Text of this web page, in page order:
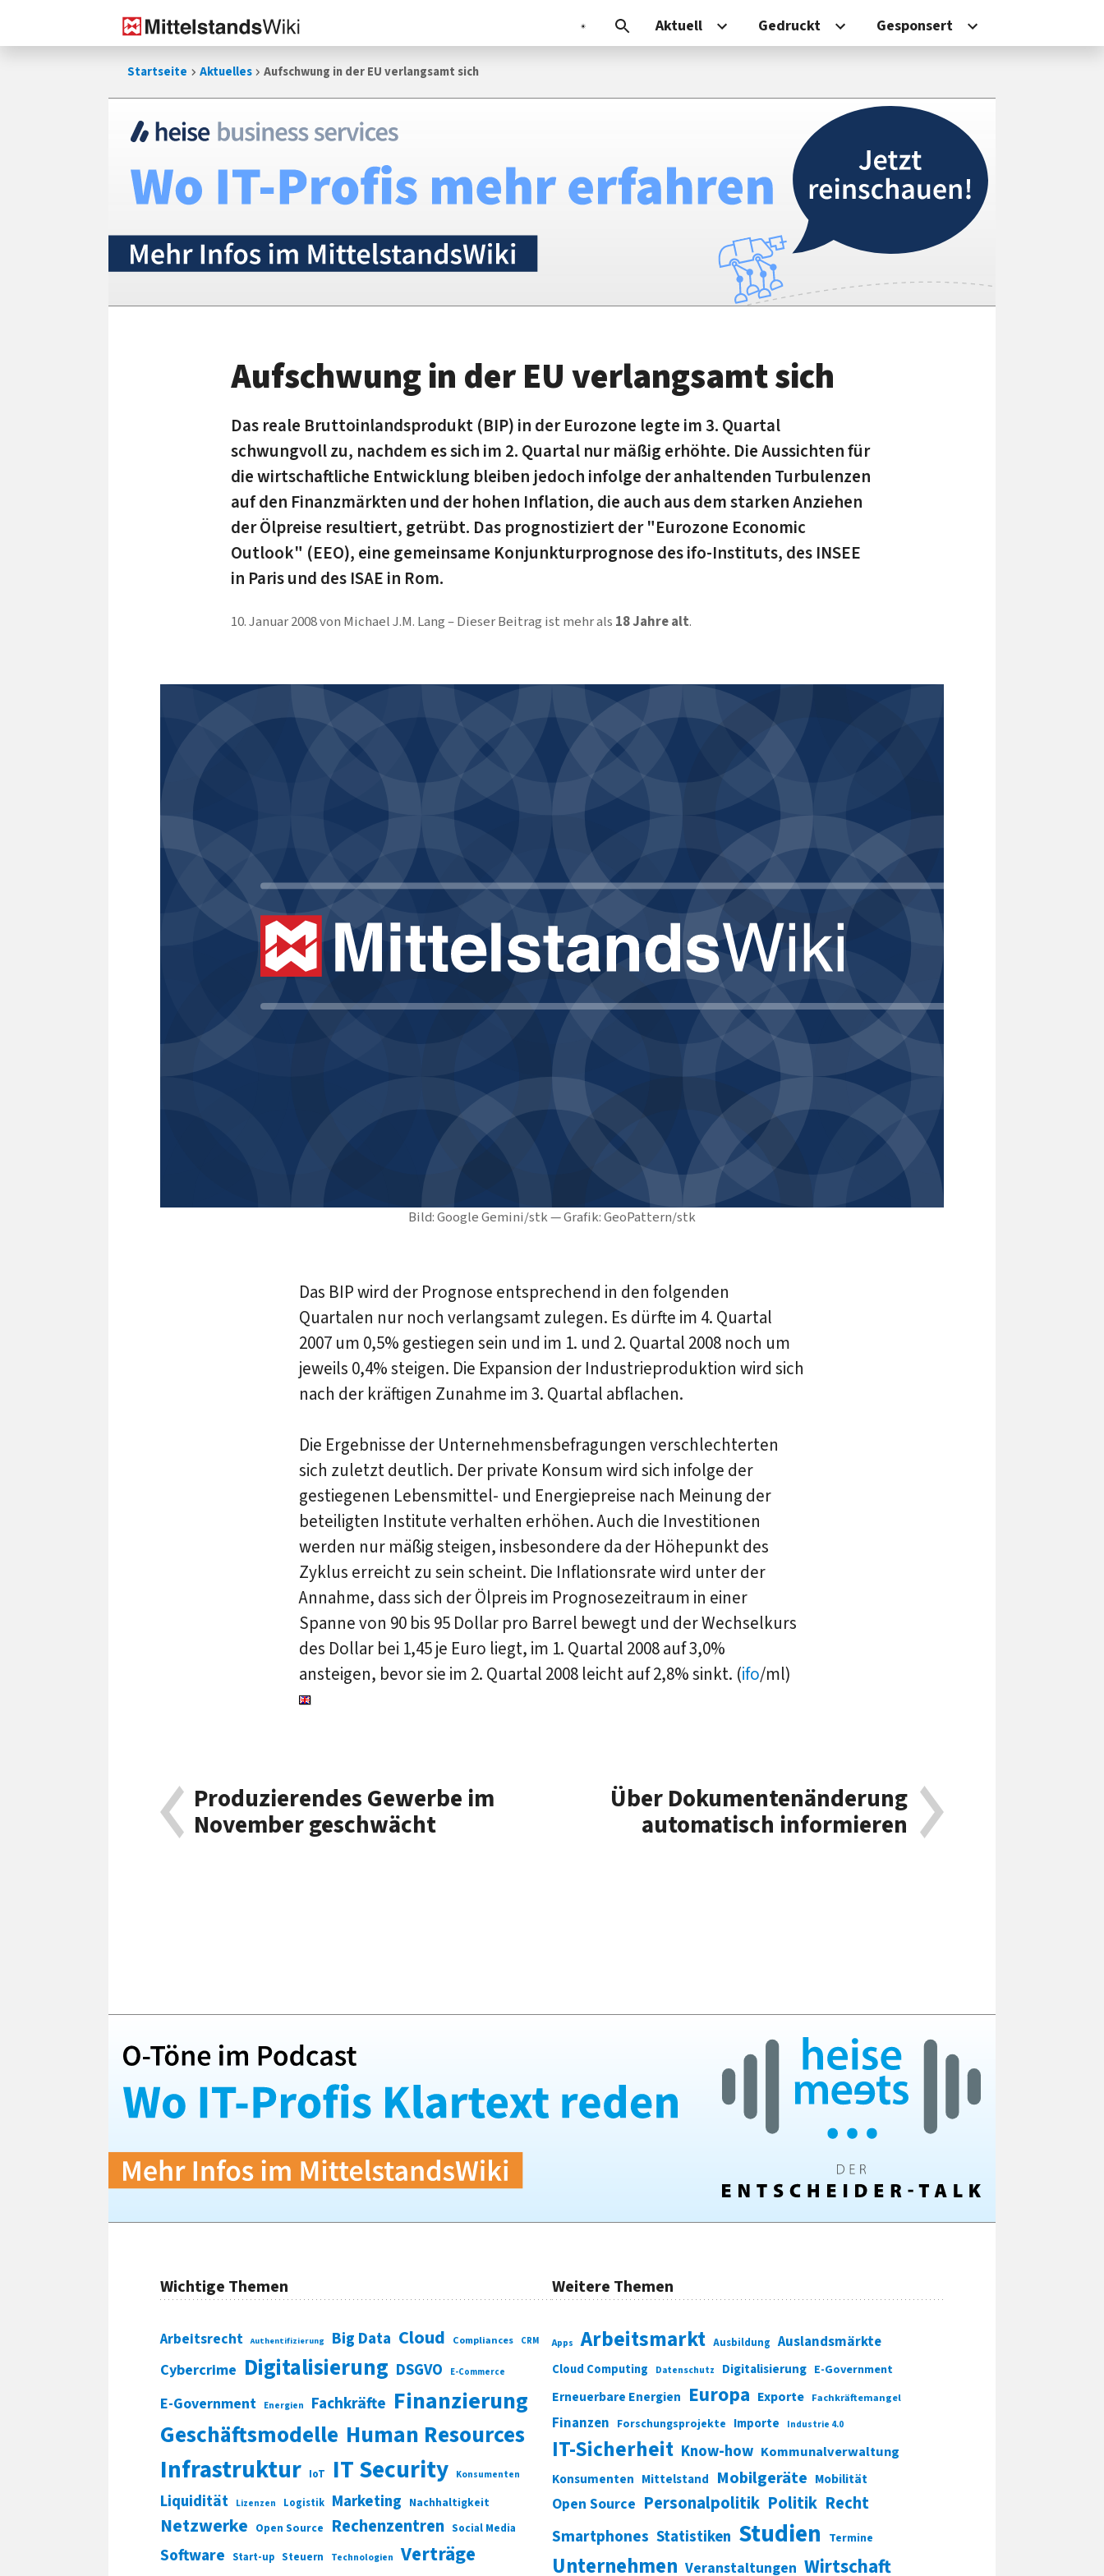
Aktuell Gedruckt Gesponsert
Startseite Aktuelles Aufschwung in der EU verlangsamt sich
Bild: Google Gemini/stk — Grafik: GeoPattern/stk
Aufschwung in der EU verlangsamt sich
Das reale Bruttoinlandsprodukt (BIP) in der Eurozone legte im 3. Quartal
schwungvoll zu, nachdem es sich im 2. Quartal nur mäßig erhöhte. Die Aussichten für
die wirtschaftliche Entwicklung bleiben jedoch infolge der anhaltenden Turbulenzen
auf den Finanzmärkten und der hohen Inflation, die auch aus dem starken Anziehen
der Ölpreise resultiert, getrübt. Das prognostiziert der "Eurozone Economic
Outlook" (EEO), eine gemeinsame Konjunkturprognose des ifo-Instituts, des INSEE
in Paris und des ISAE in Rom.
10. Januar 2008von Michael J.M. Lang Dieser Beitrag ist mehr als 18 Jahre alt.
Das BIP wird der Prognose entsprechend in den folgenden
Quartalen nur noch verlangsamt zulegen. Es dürfte im 4. Quartal
2007 um 0,5% gestiegen sein und im 1. und 2. Quartal 2008 noch um
jeweils 0,4% steigen. Die Expansion der Industrieproduktion wird sich
nach der kräftigen Zunahme im 3. Quartal abflachen.
Die Ergebnisse der Unternehmensbefragungen verschlechterten
sich zuletzt deutlich. Der private Konsum wird sich infolge der
gestiegenen Lebensmittel- und Energiepreise nach Meinung der
beteiligten Institute verhalten erhöhen. Auch die Investitionen
werden nur mäßig steigen, insbesondere da der Höhepunkt des
Zyklus erreicht zu sein scheint. Die Inflationsrate wird unter der
Annahme, dass sich der Ölpreis im Prognosezeitraum in einer
Spanne von 90 bis 95 Dollar pro Barrel bewegt und der Wechselkurs
des Dollar bei 1,45 je Euro liegt, im 1. Quartal 2008 auf 3,0%
ansteigen, bevor sie im 2. Quartal 2008 leicht auf 2,8% sinkt. (ifo/ml)
Produzierendes Gewerbe im
November geschwächt
Über Dokumentenänderung
automatisch informieren
Wichtige Themen
Arbeitsrecht Authentifizierung Big Data Cloud Compliances CRM
Cybercrime Digitalisierung DSGVO E-Commerce
E-Government Energien Fachkräfte Finanzierung
Geschäftsmodelle Human Resources
Infrastruktur IoT IT Security Konsumenten
Liquidität Lizenzen Logistik Marketing Nachhaltigkeit
Netzwerke Open Source Rechenzentren Social Media
Software Start-up Steuern Technologien Verträge
Weitere Themen
Apps Arbeitsmarkt Ausbildung Auslandsmärkte
Cloud Computing Datenschutz Digitalisierung E-Government
Erneuerbare Energien Europa Exporte Fachkräftemangel
Finanzen Forschungsprojekte Importe Industrie 4.0
IT-Sicherheit Know-how Kommunalverwaltung
Konsumenten Mittelstand Mobilgeräte Mobilität
Open Source Personalpolitik Politik Recht
Smartphones Statistiken Studien Termine
Unternehmen Veranstaltungen Wirtschaft